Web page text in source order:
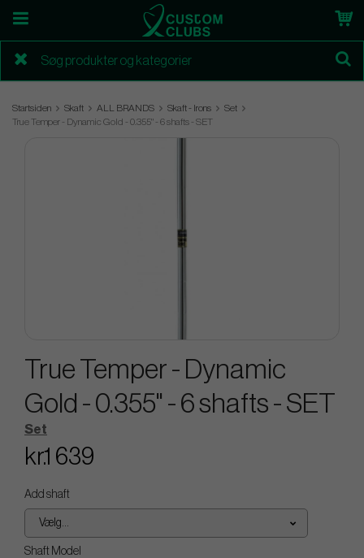
Startsiden Skaft ALL BRANDS Skaft - Irons
Set
True Temper - Dynamic Gold - 0.355" - 6 shafts - SET
True Temper - Dynamic
Gold - 0.355" - 6 shafts - SET
Set
kr.1 639
Add shaft
Vælg...
Shaft Model